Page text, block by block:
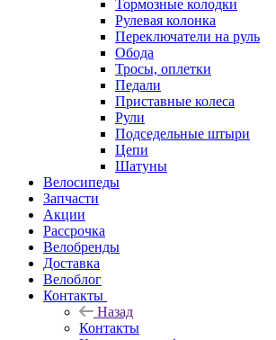
Тормозные колодки
Рулевая колонка
Переключатели на руль
Обода
Тросы, оплетки
Педали
Приставные колеса
Рули
Подседельные штыри
Цепи
Шатуны
Велосипеды
Запчасти
Акции
Рассрочка
Велобренды
Доставка
Велоблог
Контакты
Назад
Контакты